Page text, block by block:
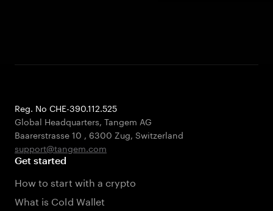
Reg. No CHE-390.112.525
Global Headquarters, Tangem AG
Baarerstrasse 10 , 6300 Zug, Switzerland
support@tangem.com
Get started
How to start with a crypto
What is Cold Wallet